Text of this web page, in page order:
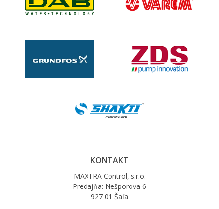
KONTAKT
MAXTRA Control, s.r.o.
Predajňa: Nešporova 6
927 01 Šaľa